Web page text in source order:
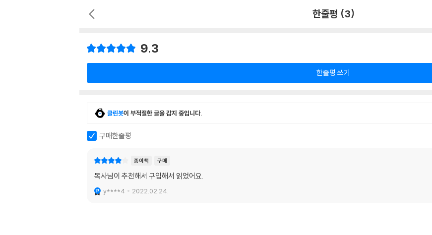
한줄평 (3)
9.3
한줄평 쓰기
클린봇이 부적절한 글을 감지 중입니다.
구매한줄평
종이책 구매
목사님이 추천해서 구입해서 읽었어요.
y****4 2022.02.24.